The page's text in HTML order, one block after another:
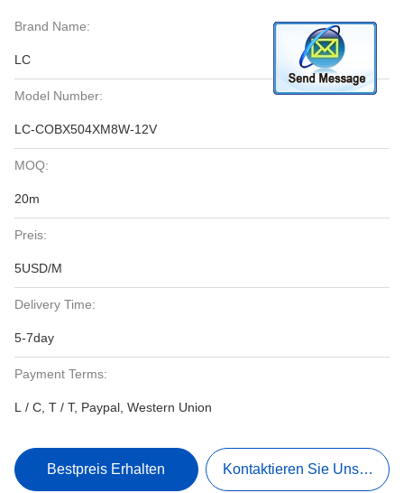
Brand Name:
LC
Model Number:
LC-COBX504XM8W-12V
MOQ:
20m
Preis:
5USD/M
Delivery Time:
5-7day
Payment Terms:
L / C, T / T, Paypal, Western Union
Bestpreis Erhalten Kontaktieren Sie Uns Jetzt